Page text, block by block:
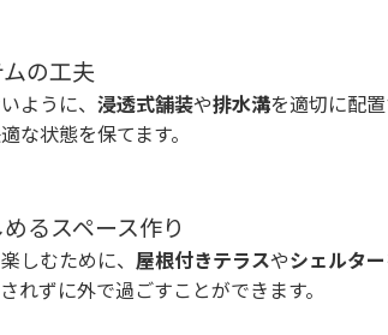
の工夫
ように、 浸透式舗装や排水溝を適切に配
な状態を保てます。
るスペース作り
しむために、 屋根付きテラスやシェルター
れずに外で過ごすことができます。